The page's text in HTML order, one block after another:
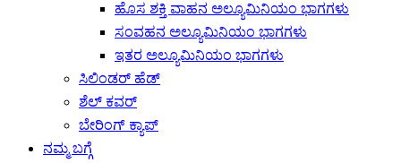
ಹೊಸ ಶಕ್ತಿ ವಾಹನ ಅಲ್ಯೂಮಿನಿಯಂ ಭಾಗಗಳು
ಸಂವಹನ ಅಲ್ಯೂಮಿನಿಯಂ ಭಾಗಗಳು
ಇತರ ಅಲ್ಯೂಮಿನಿಯಂ ಭಾಗಗಳು
ಸಿಲಿಂಡರ್ ಹೆಡ್
ಶೆಲ್ ಕವರ್
ಬೇರಿಂಗ್ ಕ್ಯಾಪ್
ನಮ್ಮ ಬಗ್ಗೆ